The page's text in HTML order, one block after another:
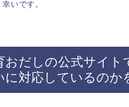
いです。
おだしの公式サイト
に対応しているのか